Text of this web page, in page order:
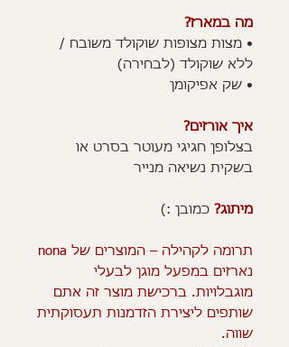
מה במארז?
• מצות מצופות שוקולד משובח /
ללא שוקולד (לבחירה)
• שק אפיקומן
איך אורזים?
בצלופן חגיגי מעוטר בסרט או
בשקית נשיאה מנייר
מיתוג? כמובן :)
תרומה לקהילה – המוצרים של nona
נארזים במפעל מוגן לבעלי
מוגבלויות. ברכישת מוצר זה אתם
שותפים ליצירת הזדמנות תעסוקתית
שווה.